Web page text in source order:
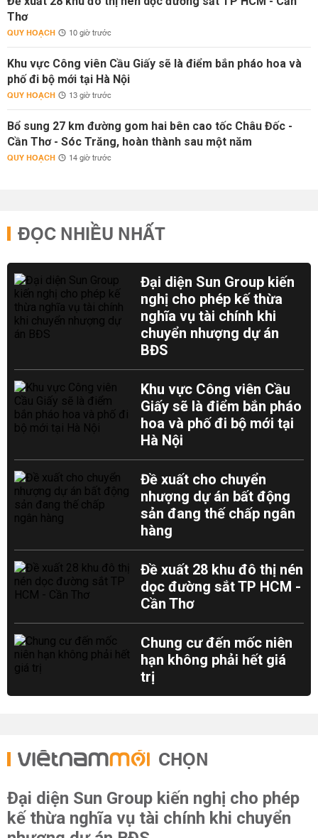
Thơ
QUY HOẠCH 10 giờ trước
Khu vực Công viên Cầu Giấy sẽ là điểm bắn pháo hoa và
phố đi bộ mới tại Hà Nội
QUY HOẠCH 13 giờ trước
Bổ sung 27 km đường gom hai bên cao tốc Châu Đốc -
Cần Thơ - Sóc Trăng, hoàn thành sau một năm
QUY HOẠCH 14 giờ trước
ĐỌC NHIỀU NHẤT
Đại diện Sun Group kiến
nghị cho phép kế thừa
nghĩa vụ tài chính khi
chuyển nhượng dự án
BĐS
Khu vực Công viên Cầu
Giấy sẽ là điểm bắn pháo
hoa và phố đi bộ mới tại
Hà Nội
Đề xuất cho chuyển
nhượng dự án bất động
sản đang thế chấp ngân
hàng
Đề xuất 28 khu đô thị nén
dọc đường sắt TP HCM -
Cần Thơ
Chung cư đến mốc niên
hạn không phải hết giá
trị
CHỌN
Đại diện Sun Group kiến nghị cho phép
kế thừa nghĩa vụ tài chính khi chuyển